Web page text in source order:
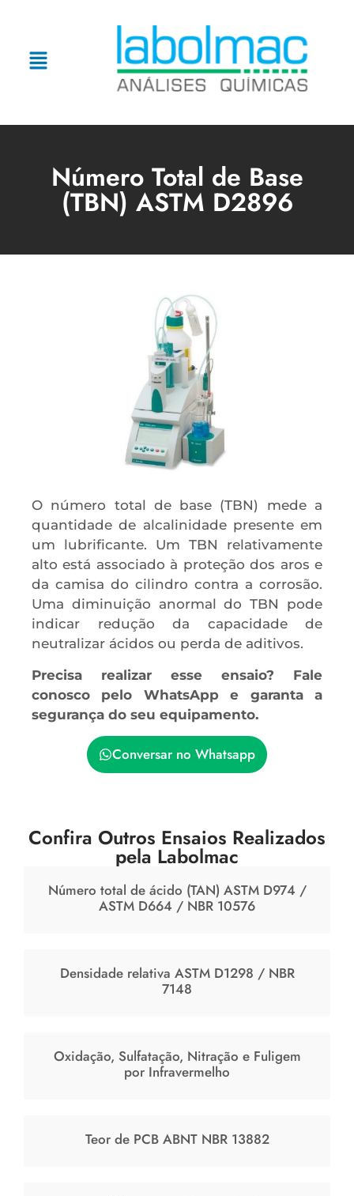
Número Total de Base
(TBN) ASTM D2896
O número total de base (TBN) mede a
quantidade de alcalinidade presente em
um lubrificante. Um TBN relativamente
alto está associado à proteção dos aros e
da camisa do cilindro contra a corrosão.
Uma diminuição anormal do TBN pode
indicar redução da capacidade de
neutralizar ácidos ou perda de aditivos.
Precisa realizar esse ensaio? Fale
conosco pelo WhatsApp e garanta a
segurança do seu equipamento.
Conversar no Whatsapp
Confira Outros Ensaios Realizados
pela Labolmac
Número total de ácido (TAN) ASTM D974 /
ASTM D664 / NBR 10576
Densidade relativa ASTM D1298 / NBR
7148
Oxidação, Sulfatação, Nitração e Fuligem
por Infravermelho
Teor de PCB ABNT NBR 13882